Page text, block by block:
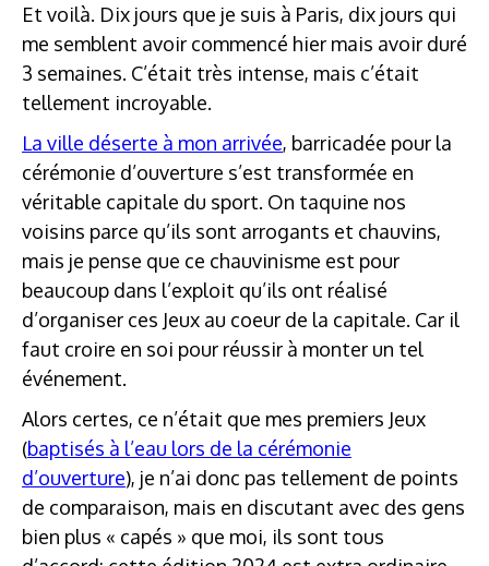
Et voilà. Dix jours que je suis à Paris, dix jours qui
me semblent avoir commencé hier mais avoir duré
3 semaines. C’était très intense, mais c’était
tellement incroyable.
La ville déserte à mon arrivée, barricadée pour la
cérémonie d’ouverture s’est transformée en
véritable capitale du sport. On taquine nos
voisins parce qu’ils sont arrogants et chauvins,
mais je pense que ce chauvinisme est pour
beaucoup dans l’exploit qu’ils ont réalisé
d’organiser ces Jeux au coeur de la capitale. Car il
faut croire en soi pour réussir à monter un tel
événement.
Alors certes, ce n’était que mes premiers Jeux
(baptisés à l’eau lors de la cérémonie
d’ouverture), je n’ai donc pas tellement de points
de comparaison, mais en discutant avec des gens
bien plus « capés » que moi, ils sont tous